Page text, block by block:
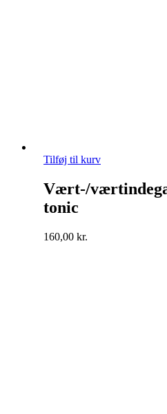
Tilføj til kurv
Vært-/
tonic
160,00 kr.